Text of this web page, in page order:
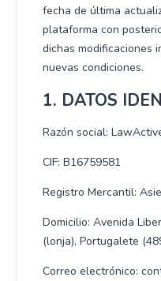
fecha de última
plataforma con
dichas modificaciones
nuevas condiciones.
1. DATOS
Razón social:
CIF: B16759581
Registro Mercantil:
Domicilio: Avenida
(lonja), Portugalete
Correo electrónico: